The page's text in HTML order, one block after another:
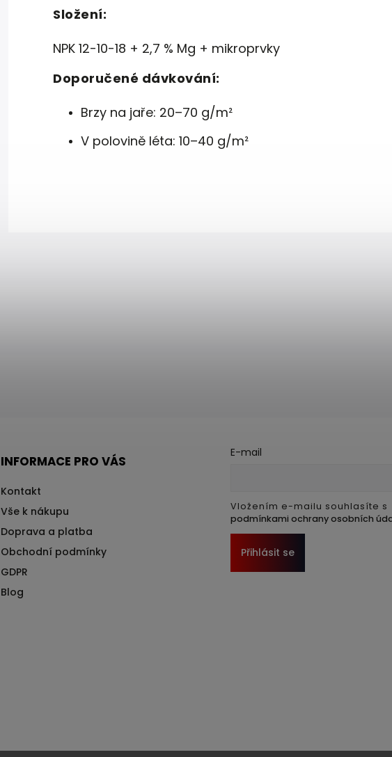
Složení:
NPK 12-10-18 + 2,7 % Mg + mikroprvky
Doporučené dávkování:
Brzy na jaře: 20–70 g/m²
V polovině léta: 10–40 g/m²
INFORMACE PRO VÁS
Kontakt
Vše k nákupu
Doprava a platba
Obchodní podmínky
GDPR
Blog
E-mail
Vložením e-mailu souhlasíte s
podmínkami ochrany osobních
Přihlásit se